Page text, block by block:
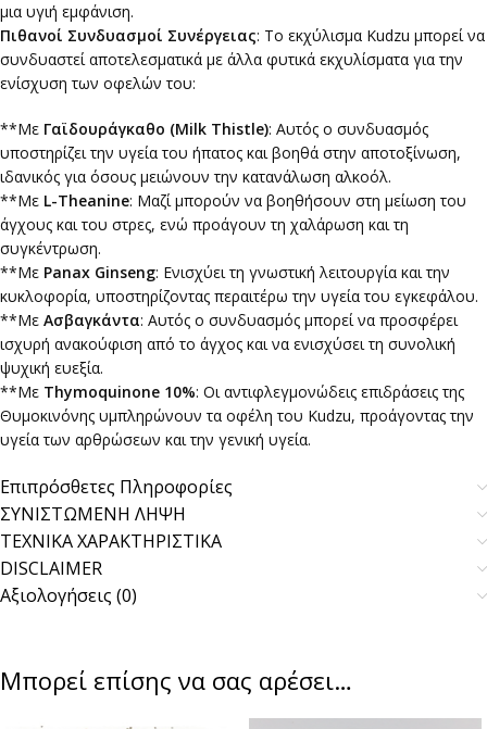
μια υγιή εμφάνιση.
Πιθανοί Συνδυασμοί Συνέργειας: Το εκχύλισμα Kudzu μπορεί να
συνδυαστεί αποτελεσματικά με άλλα φυτικά εκχυλίσματα για την
ενίσχυση των οφελών του:
**Με Γαϊδουράγκαθο (Milk Thistle): Αυτός ο συνδυασμός
υποστηρίζει την υγεία του ήπατος και βοηθά στην αποτοξίνωση,
ιδανικός για όσους μειώνουν την κατανάλωση αλκοόλ.
**Με L-Theanine: Μαζί μπορούν να βοηθήσουν στη μείωση του
άγχους και του στρες, ενώ προάγουν τη χαλάρωση και τη
συγκέντρωση.
**Με Panax Ginseng: Ενισχύει τη γνωστική λειτουργία και την
κυκλοφορία, υποστηρίζοντας περαιτέρω την υγεία του εγκεφάλου.
**Με Ασβαγκάντα: Αυτός ο συνδυασμός μπορεί να προσφέρει
ισχυρή ανακούφιση από το άγχος και να ενισχύσει τη συνολική
ψυχική ευεξία.
**Με Thymoquinone 10%: Οι αντιφλεγμονώδεις επιδράσεις της
Θυμοκινόνης υμπληρώνουν τα οφέλη του Kudzu, προάγοντας την
υγεία των αρθρώσεων και την γενική υγεία.
Επιπρόσθετες Πληροφορίες
ΣΥΝΙΣΤΩΜΕΝΗ ΛΗΨΗ
ΤΕΧΝΙΚΑ ΧΑΡΑΚΤΗΡΙΣΤΙΚΑ
DISCLAIMER
Αξιολογήσεις (0)
Μπορεί επίσης να σας αρέσει…